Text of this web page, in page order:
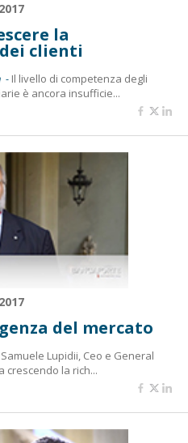
la
clienti
- Il livello di competenza degli
è ancora insufficie...
del mercato
Lupidii, Ceo e General
crescendo la rich...